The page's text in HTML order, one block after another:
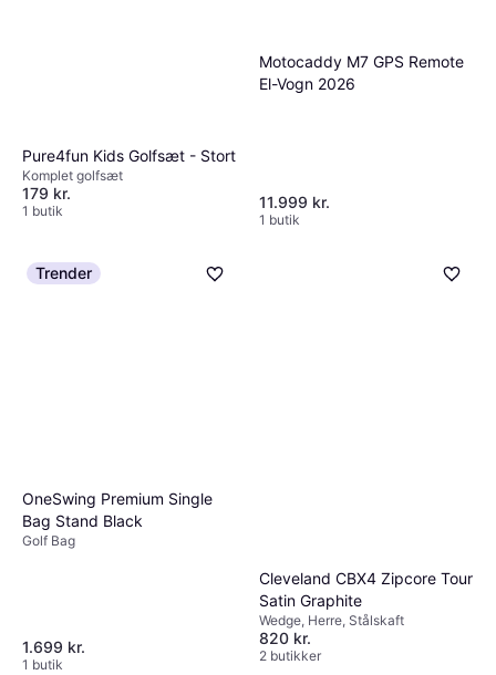
Pure4fun Kids Golfsæt - Stort
Komplet golfsæt
179 kr.
1 butik
Motocaddy M7 GPS Remote
El-Vogn 2026
11.999 kr.
1 butik
Trender
OneSwing Premium Single
Bag Stand Black
Golf Bag
1.699 kr.
1 butik
Cleveland CBX4 Zipcore Tour
Satin Graphite
Wedge, Herre, Stålskaft
820 kr.
2 butikker